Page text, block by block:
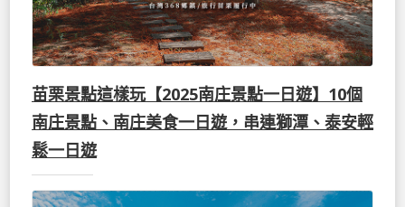
苗栗景點這樣玩【2025南庄景點一日遊】10個
南庄景點、南庄美食一日遊，串連獅潭、泰安輕
鬆一日遊